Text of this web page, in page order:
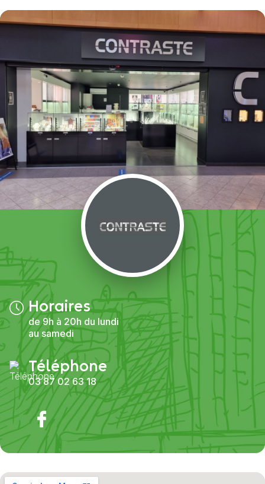
Horaires
de 9h à 20h du lundi
au samedi
Téléphone
03 87 02 63 18